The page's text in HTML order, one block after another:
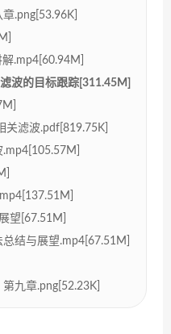
.png[53.96K]
.mp4[60.94M]
波的目标跟踪[311.45M]
关滤波.pdf[819.75K]
望[67.51M]
结与展望.mp4[67.51M]
九章.png[52.23K]